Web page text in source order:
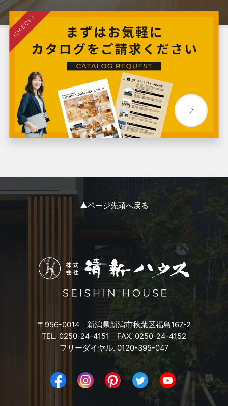
2024年6月
2024年5月
2024年3月
2024年2月
2023年11月
2023年8月
2023年6月
2023年4月
▲ページ先頭へ戻る
〒956-0014 新潟県新潟市秋葉区福島167-2
TEL. 0250-24-4151 FAX. 0250-24-4152
フリーダイヤル. 0120-395-047